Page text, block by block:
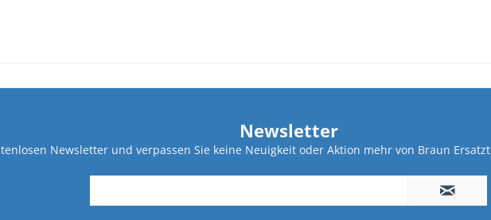
Newsletter
Newsletter und verpassen Sie keine Neuigkeit oder Aktion mehr von Braun